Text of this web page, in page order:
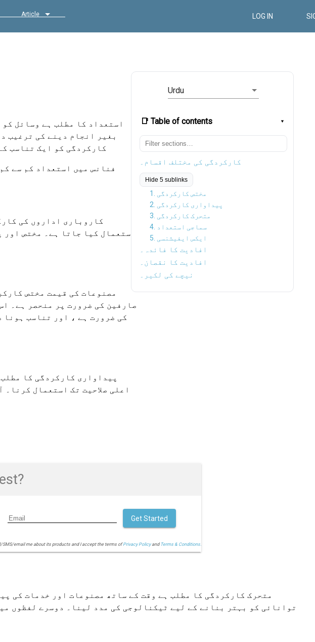
Article LOG IN
Urdu
📑 Table of contents
کارکردگی کی مختلف اقسام۔
Hide 5 sublinks
1. مختص کارکردگی
2. پیداواری کارکردگی
3. متحرک کارکردگی
4. سماجی استعداد
5. ایکس ایفیشنسی
افادیت کا فائدہ۔
افادیت کا نقصان۔
نیچے کی لکیر۔
استعداد کا مطلب ہے وسائل
بغیر انجام دینے کی ترغیب
کارکردگی کو ایک تناسب
فنانس میں استعداد کم سے
کاروباری اداروں کی
استعمال کیا جاتا ہے۔ مختص
مصنوعات کی قیمت مختص
صارفین کی ضرورت پر منحصر ہے۔
کی ضرورت ہے ، اور تناسب ہونا
پیداواری کارکردگی کا
اعلی صلاحیت تک استعمال
email me about its products and I accept the terms ofPrivacy Policyand Terms & Conditions.
Get Started
متحرک کارکردگی کا مطلب ہے وقت کے ساتھ مصنوعات اور خدمات کی
توانائی کو بہتر بنانے کے لیے ٹیکنالوجی کی مدد لینا۔ دوسرے لفظوں